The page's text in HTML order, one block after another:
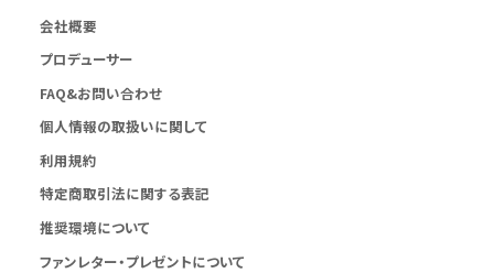
会社概要
プロデューサー
FAQ&お問い合わせ
個人情報の取扱いに関して
利用規約
特定商取引法に関する表記
推奨環境について
ファンレター・プレゼントについて